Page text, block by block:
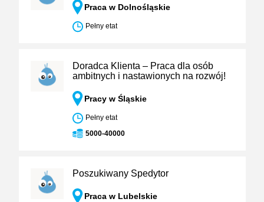
Praca w Dolnośląskie
Pełny etat
Doradca Klienta – Praca dla osób
ambitnych i nastawionych na rozwój!
Pracy w Śląskie
Pełny etat
5000-40000
Poszukiwany Spedytor
Praca w Lubelskie